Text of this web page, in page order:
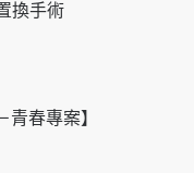
換手術
青春專案】